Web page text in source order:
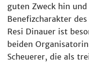
guten Zweck hin
Benefizcharakter
Resi Dinauer ist
beiden
Scheuerer, die als